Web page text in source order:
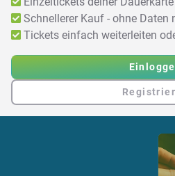
Schnellerer Kauf - ohne Daten
Tickets einfach weiterleiten